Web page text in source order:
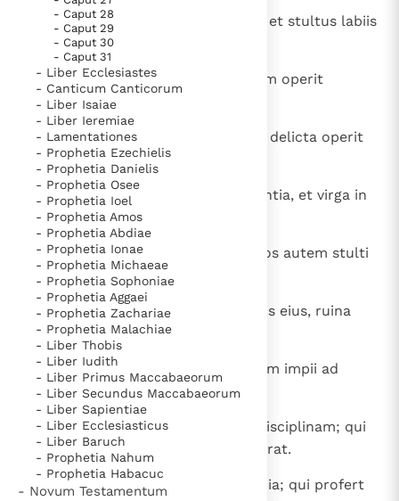
en is volledig afhankelijk van donaties.
Ik help mee!
- Caput 28
- Caput 29
- Caput 30
- Caput 31
- Liber Ecclesiastes
- Canticum Canticorum
- Liber Isaiae
- Liber Ieremiae
- Lamentationes
- Prophetia Ezechielis
- Prophetia Danielis
- Prophetia Osee
- Prophetia Ioel
- Prophetia Amos
- Prophetia Abdiae
- Prophetia Ionae
- Prophetia Michaeae
- Prophetia Sophoniae
- Prophetia Aggaei
- Prophetia Zachariae
- Prophetia Malachiae
- Liber Thobis
- Liber Iudith
- Liber Primus Maccabaeorum
- Liber Secundus Maccabaeorum
- Liber Sapientiae
- Liber Ecclesiasticus
- Liber Baruch
- Prophetia Nahum
- Prophetia Habacuc
- Novum Testamentum
Qui annuit oculo, dabit dolorem, et stultus labiis
corruet.
Vena vitae os iusti, et os impiorum operit
violentiam.
Odium suscitat rixas, et universa delicta operit
caritas.
In labiis sapientis invenitur sapientia, et virga in
dorso eius, qui indiget corde.
Sapientes recondunt scientiam, os autem stulti
ruinae proximum est.
Substantia divitis urbs fortitudinis eius, ruina
pauperum egestas eorum.
Opus iusti ad vitam, fructus autem impii ad
peccatum.
Graditur ad vitam, qui custodit disciplinam; qui
autem increpationes relinquit, errat.
Abscondunt odium labia mendacia; qui profert